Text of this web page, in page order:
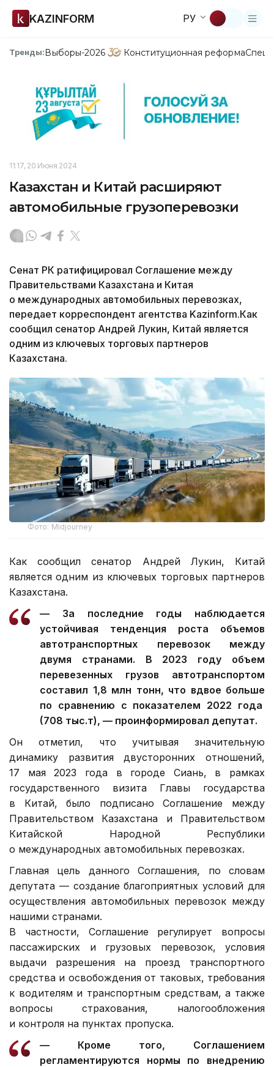
KAZINFORM РУ
Тренды:Выборы-2026 Конституционная реформа
11:17, 20 Июня 2024
Казахстан и Китай расширяют
автомобильные грузоперевозки
Сенат РК ратифицировал Соглашение между
Правительствами Казахстана и Китая
о международных автомобильных перевозках,
передает корреспондент агентства Kazinform.Как
сообщил сенатор Андрей Лукин, Китай является
одним из ключевых торговых партнеров
Казахстана.
Фото: Midjourney
Как сообщил сенатор Андрей Лукин, Китай
является одним из ключевых торговых партнеров
Казахстана.
— За последние годы наблюдается
устойчивая тенденция роста объемов
автотранспортных перевозок между
двумя странами. В 2023 году объем
перевезенных грузов автотранспортом
составил 1,8 млн тонн, что вдвое больше
по сравнению с показателем 2022 года
(708 тыс.т), — проинформировал депутат.
Он отметил, что учитывая значительную
динамику развития двусторонних отношений,
17 мая 2023 года в городе Сиань, в рамках
государственного визита Главы государства
в Китай, было подписано Соглашение между
Правительством Казахстана и Правительством
Китайской Народной Республики
о международных автомобильных перевозках.
Главная цель данного Соглашения, по словам
депутата — создание благоприятных условий для
осуществления автомобильных перевозок между
нашими странами.
В частности, Соглашение регулирует вопросы
пассажирских и грузовых перевозок, условия
выдачи разрешения на проезд транспортного
средства и освобождения от таковых, требования
к водителям и транспортным средствам, а также
вопросы страхования, налогообложения
и контроля на пунктах пропуска.
— Кроме того, Соглашением
регламентируются нормы по внедрению